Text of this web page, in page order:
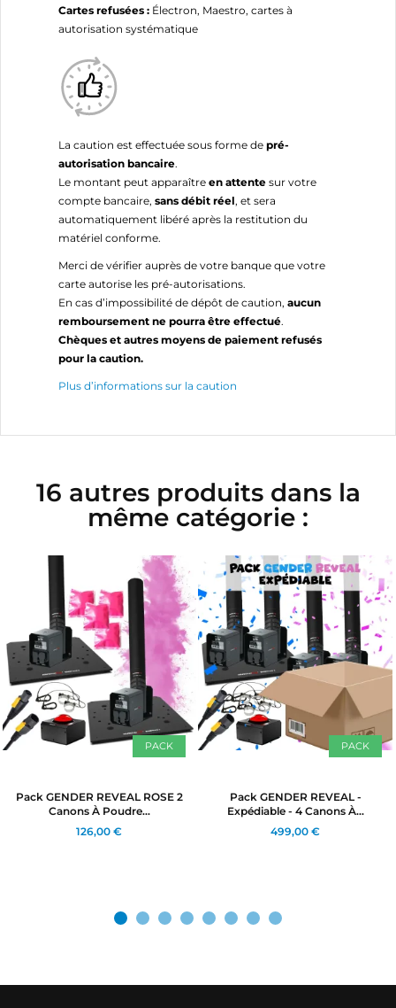
Cartes refusées : Électron, Maestro, cartes à
autorisation systématique
La caution est effectuée sous forme de pré-
autorisation bancaire.
Le montant peut apparaître en attente sur votre
compte bancaire, sans débit réel, et sera
automatiquement libéré après la restitution du
matériel conforme.
Merci de vérifier auprès de votre banque que votre
carte autorise les pré-autorisations.
En cas d’impossibilité de dépôt de caution, aucun
remboursement ne pourra être effectué.
Chèques et autres moyens de paiement refusés
pour la caution.
Plus d’informations sur la caution
16 autres produits dans la
même catégorie :
PACK
Pack GENDER REVEAL ROSE 2
Canons À Poudre...
126,00 €
PACK
Pack GENDER REVEAL -
Expédiable - 4 Canons À...
499,00 €